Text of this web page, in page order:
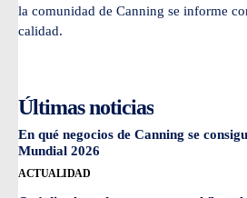
la comunidad de Canning se informe
calidad.
Últimas noticias
En qué negocios de Canning se
Mundial 2026
ACTUALIDAD